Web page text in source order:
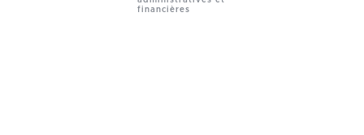
financières